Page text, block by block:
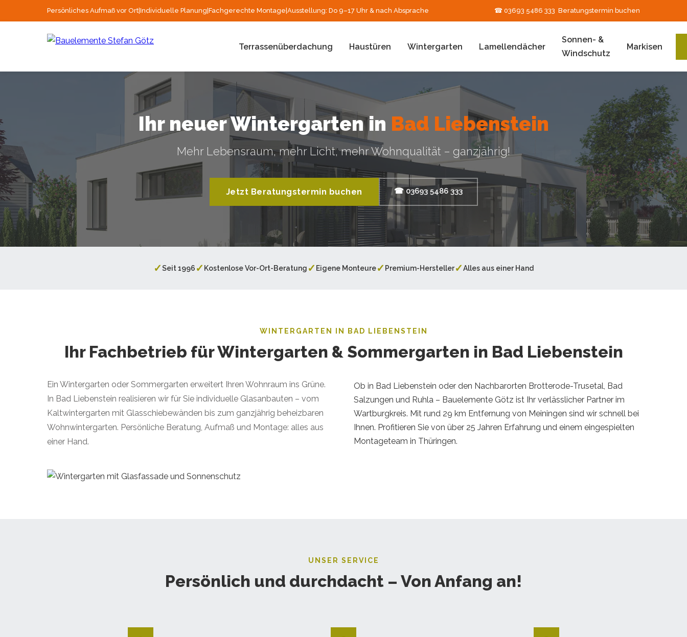
Persönliches Aufmaß vor Ort Individuelle Planung Fachgerechte Montage Ausstellung: Do 9–17 Uhr & nach Absprache ☎ 03693 5486 333 Beratungstermin buchen
Terrassenüberdachung Haustüren Wintergarten Lamellendächer
Sonnen- &
Windschutz
Markisen
Ihr neuer Wintergarten in Bad Liebenstein
Mehr Lebensraum, mehr Licht, mehr Wohnqualität – ganzjährig!
Jetzt Beratungstermin buchen ☎ 03693 5486 333
✓Seit 1996 ✓ Kostenlose Vor-Ort-Beratung ✓ Eigene Monteure✓ Premium-Hersteller✓Alles aus einer Hand
WINTERGARTEN IN BAD LIEBENSTEIN
Ihr Fachbetrieb für Wintergarten & Sommergarten in Bad Liebenstein
Ein Wintergarten oder Sommergarten erweitert Ihren Wohnraum ins Grüne.
In Bad Liebenstein realisieren wir für Sie individuelle Glasanbauten – vom
Kaltwintergarten mit Glasschiebewänden bis zum ganzjährig beheizbaren
Wohnwintergarten. Persönliche Beratung, Aufmaß und Montage: alles aus
einer Hand.
Ob in Bad Liebenstein oder den Nachbarorten Brotterode-Trusetal, Bad
Salzungen und Ruhla – Bauelemente Götz ist Ihr verlässlicher Partner im
Wartburgkreis. Mit rund 29 km Entfernung von Meiningen sind wir schnell bei
Ihnen. Profitieren Sie von über 25 Jahren Erfahrung und einem eingespielten
Montageteam in Thüringen.
UNSER SERVICE
Persönlich und durchdacht – Von Anfang an!